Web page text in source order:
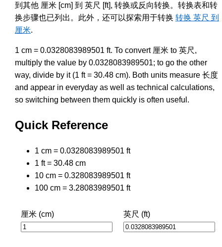
到其他 厘米 [cm] 到 英尺 [ft], 转换或反向转换。转换表和转
换步骤也已列出。此外，还可以探索用于转换 转换 英尺 到
厘米.
1 cm = 0.0328083989501 ft. To convert 厘米 to 英尺,
multiply the value by 0.0328083989501; to go the other
way, divide by it (1 ft = 30.48 cm). Both units measure 长度
and appear in everyday as well as technical calculations,
so switching between them quickly is often useful.
Quick Reference
1 cm = 0.0328083989501 ft
1 ft = 30.48 cm
10 cm = 0.328083989501 ft
100 cm = 3.28083989501 ft
厘米 (cm) 英尺 (ft)